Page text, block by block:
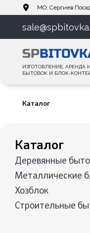
МО, Сергиев
ИЗГОТОВЛЕНИЕ, АРЕНДА
БЫТОВОК И БЛОК-
Каталог
Каталог
Деревянные
Металлические
Хозблок
Строительные